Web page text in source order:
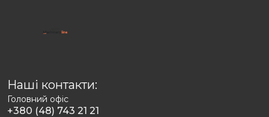
Наші контакти:
Головний офіс
+380 (48) 743 21 21